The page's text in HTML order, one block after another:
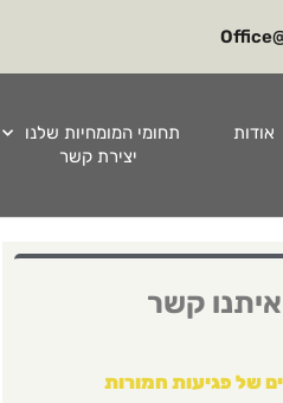
אודות תחומי המומחיות שלנו
יצירת קשר
קשר
של פגיעות חמורות